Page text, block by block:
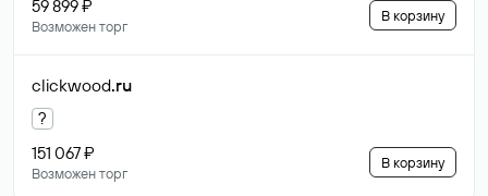
59 899 ₽
Возможен торг
В корзину
clickwood.ru
?
151 067 ₽
Возможен торг
В корзину